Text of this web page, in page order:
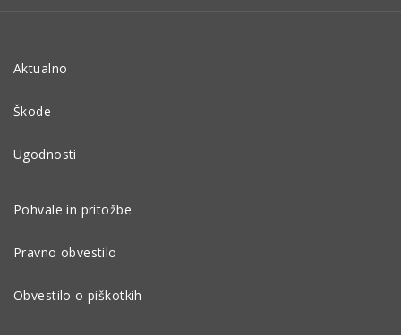
Aktualno
Škode
Ugodnosti
Pohvale in pritožbe
Pravno obvestilo
Obvestilo o piškotkih